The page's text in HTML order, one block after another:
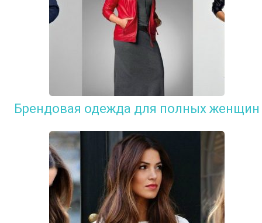
Брендовая одежда для полных женщин